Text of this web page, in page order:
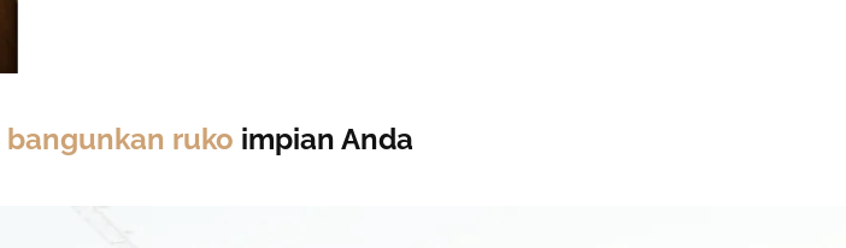
bangunkan ruko impian Anda